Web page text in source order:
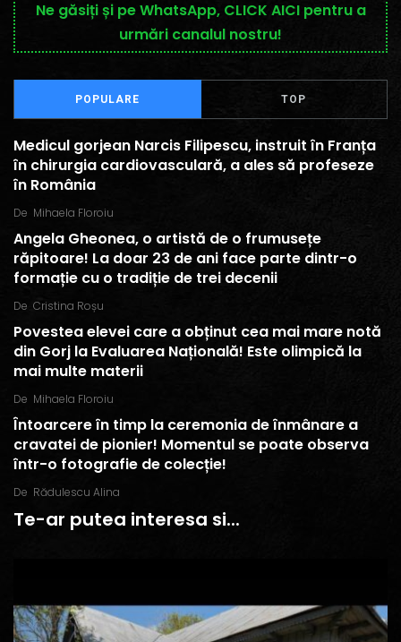
Ne găsiți și pe WhatsApp, CLICK AICI pentru a
urmări canalul nostru!
POPULARE TOP
Medicul gorjean Narcis Filipescu, instruit în Franța
în chirurgia cardiovasculară, a ales să profeseze
în România
De Mihaela Floroiu
Angela Gheonea, o artistă de o frumusețe
răpitoare! La doar 23 de ani face parte dintr-o
formație cu o tradiție de trei decenii
De Cristina Roșu
Povestea elevei care a obținut cea mai mare notă
din Gorj la Evaluarea Națională! Este olimpică la
mai multe materii
De Mihaela Floroiu
Întoarcere în timp la ceremonia de înmânare a
cravatei de pionier! Momentul se poate observa
într-o fotografie de colecție!
De Rădulescu Alina
Te-ar putea interesa si...